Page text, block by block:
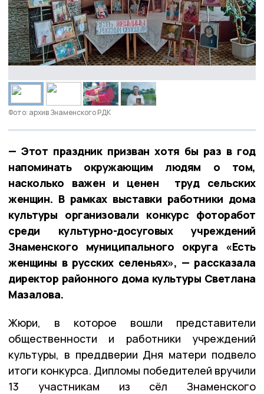
Фото: архив Знаменского РДК
— Этот праздник призван хотя бы раз в год
напоминать окружающим людям о том,
насколько важен и ценен труд сельских
женщин. В рамках выставки работники дома
культуры организовали конкурс фоторабот
среди культурно-досуговых учреждений
Знаменского муниципального округа «Есть
женщины в русских селеньях», — рассказала
директор районного дома культуры Светлана
Мазалова.
Жюри, в которое вошли представители
общественности и работники учреждений
культуры, в преддверии Дня матери подвело
итоги конкурса. Дипломы победителей вручили
13 участникам из сёл Знаменского